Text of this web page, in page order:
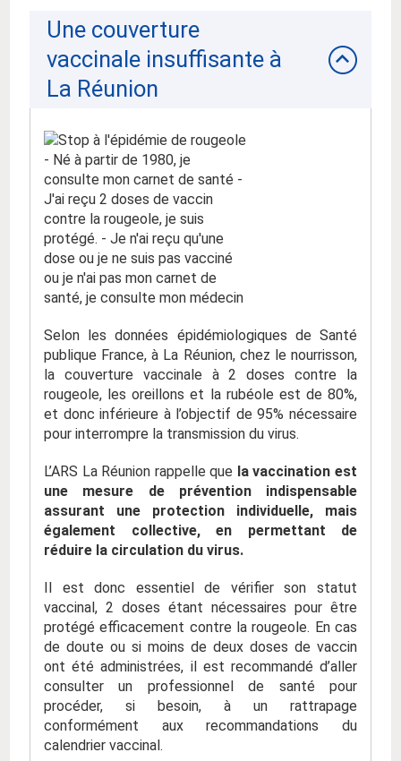
Une couverture
vaccinale insuffisante à
La Réunion
Selon les données épidémiologiques de Santé
publique France, à La Réunion, chez le nourrisson,
la couverture vaccinale à 2 doses contre la
rougeole, les oreillons et la rubéole est de 80%,
et donc inférieure à l’objectif de 95% nécessaire
pour interrompre la transmission du virus.
L’ARS La Réunion rappelle que la vaccination est
une mesure de prévention indispensable
assurant une protection individuelle, mais
également collective, en permettant de
réduire la circulation du virus.
Il est donc essentiel de vérifier son statut
vaccinal, 2 doses étant nécessaires pour être
protégé efficacement contre la rougeole. En cas
de doute ou si moins de deux doses de vaccin
ont été administrées, il est recommandé d’aller
consulter un professionnel de santé pour
procéder, si besoin, à un rattrapage
conformément aux recommandations du
calendrier vaccinal.